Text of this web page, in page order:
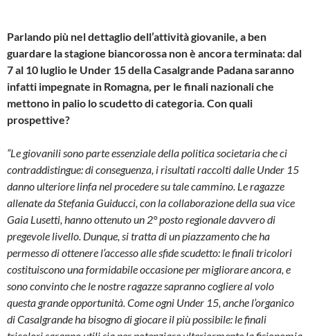
Parlando più nel dettaglio dell’attività giovanile, a ben
guardare la stagione biancorossa non è ancora terminata: dal
7 al 10 luglio le Under 15 della Casalgrande Padana saranno
infatti impegnate in Romagna, per le finali nazionali che
mettono in palio lo scudetto di categoria. Con quali
prospettive?
“Le giovanili sono parte essenziale della politica societaria che ci
contraddistingue: di conseguenza, i risultati raccolti dalle Under 15
danno ulteriore linfa nel procedere su tale cammino. Le ragazze
allenate da Stefania Guiducci, con la collaborazione della sua vice
Gaia Lusetti, hanno ottenuto un 2° posto regionale davvero di
pregevole livello. Dunque, si tratta di un piazzamento che ha
permesso di ottenere l’accesso alle sfide scudetto: le finali tricolori
costituiscono una formidabile occasione per migliorare ancora, e
sono convinto che le nostre ragazze sapranno cogliere al volo
questa grande opportunità. Come ogni Under 15, anche l’organico
di Casalgrande ha bisogno di giocare il più possibile: le finali